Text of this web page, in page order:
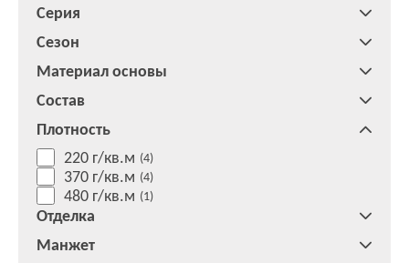
Серия
Сезон
Материал основы
Состав
Плотность
220 г/кв.м (4)
370 г/кв.м (4)
480 г/кв.м (1)
Отделка
Манжет